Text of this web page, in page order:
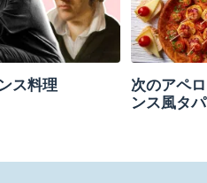
ス料理
次のアペ
ンス風タ